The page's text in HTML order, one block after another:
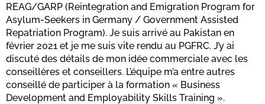
REAG/GARP (Reintegration and Emigration Program for
Asylum-Seekers in Germany / Government Assisted
Repatriation Program). Je suis arrivé au Pakistan en
février 2021 et je me suis vite rendu au PGFRC. J’y ai
discuté des détails de mon idée commerciale avec les
conseillères et conseillers. L’équipe m’a entre autres
conseillé de participer à la formation « Business
Development and Employability Skills Training ».